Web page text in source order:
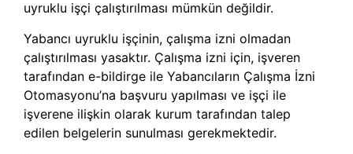
uyruklu işçi çalıştırılması mümkün değildir.
Yabancı uyruklu işçinin, çalışma izni olmadan
çalıştırılması yasaktır. Çalışma izni için, işveren
tarafından e-bildirge ile Yabancıların Çalışma İzni
Otomasyonu’na başvuru yapılması ve işçi ile
işverene ilişkin olarak kurum tarafından talep
edilen belgelerin sunulması gerekmektedir.